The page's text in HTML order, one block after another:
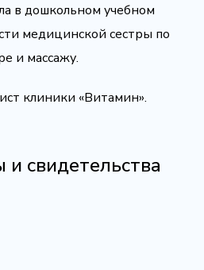
в дошкольном учебном
медицинской сестры по
и массажу.
клиники «Витамин».
свидетельства